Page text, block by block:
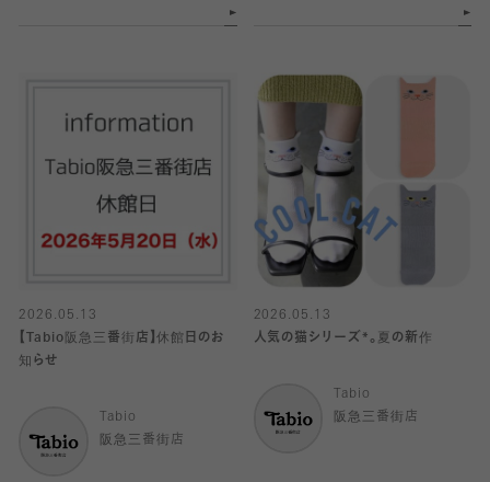
2026.05.13
【Tabio阪急三番街店】休館日のお
知らせ
Tabio
阪急三番街店
2026.05.13
人気の猫シリーズ*。夏の新作
Tabio
阪急三番街店